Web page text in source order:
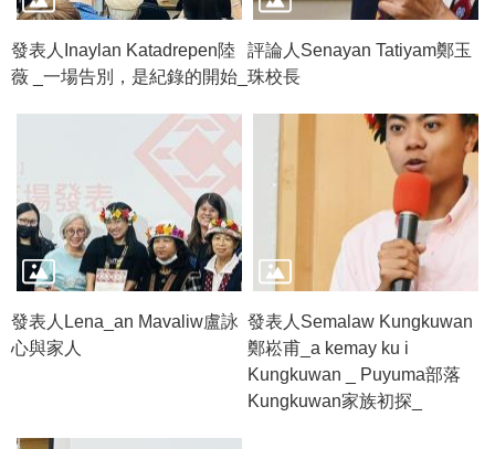
發表人Inaylan Katadrepen陸
薇 _一場告別，是紀錄的開始_
評論人Senayan Tatiyam鄭玉
珠校長
發表人Lena_an Mavaliw盧詠
心與家人
發表人Semalaw Kungkuwan
鄭崧甫_a kemay ku i
Kungkuwan _ Puyuma部落
Kungkuwan家族初探_